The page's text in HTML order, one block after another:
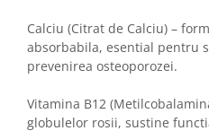
Calciu (Citrat de Calciu) –
absorbabila, esential pentru
prevenirea osteoporozei.
Vitamina B12
globulelor rosii, sustine